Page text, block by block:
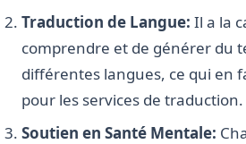
Traduction de Langue: Il a la
comprendre et de générer du
différentes langues, ce qui en
pour les services de traduction.
Soutien en Santé Mentale: